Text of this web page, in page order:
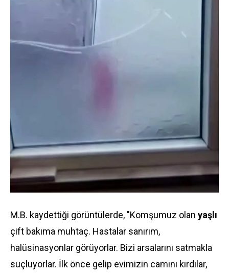
M.B. kaydettiği görüntülerde, "Komşumuz olan yaşlı
çift bakıma muhtaç. Hastalar sanırım,
halüsinasyonlar görüyorlar. Bizi arsalarını satmakla
suçluyorlar. İlk önce gelip evimizin camını kırdılar,